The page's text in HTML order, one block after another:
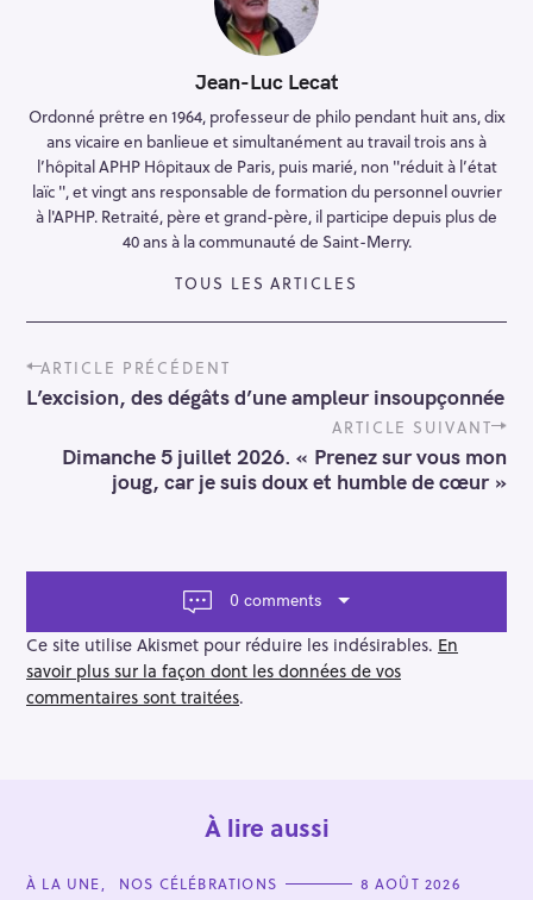
Jean-Luc Lecat
Ordonné prêtre en 1964, professeur de philo pendant huit ans, dix
ans vicaire en banlieue et simultanément au travail trois ans à
l’hôpital APHP Hôpitaux de Paris, puis marié, non "réduit à l’état
laïc ", et vingt ans responsable de formation du personnel ouvrier
à l'APHP. Retraité, père et grand-père, il participe depuis plus de
40 ans à la communauté de Saint-Merry.
TOUS LES ARTICLES
P
o
s
a
o
n
ARTICLE PRÉCÉDENT
L’excision, des dégâts d’une ampleur insoupçonnée
ARTICLE SUIVANT
Dimanche 5 juillet 2026. « Prenez sur vous mon
joug, car je suis doux et humble de cœur »
0 comments
Ce site utilise Akismet pour réduire les indésirables. En
savoir plus sur la façon dont les données de vos
commentaires sont traitées.
À lire aussi
C
À LA UNE NOS CÉLÉBRATIONS 8 AOÛT 2026